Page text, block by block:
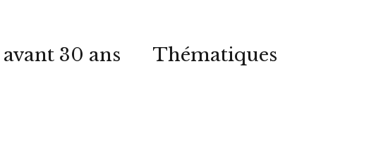
30 ans Thématiques